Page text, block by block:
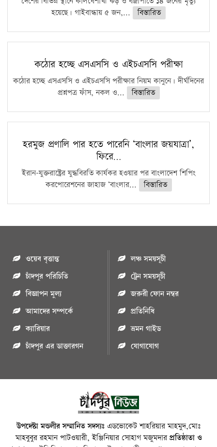
হয়েছে। গাইবান্ধায় ৫ জন,...
বিস্তারিত
কঠোর হচ্ছে এসএসসি ও এইচএসসি পরীক্ষা
কঠোর হচ্ছে এসএসসি ও এইচএসসি পরীক্ষার নিয়ম কানুনে। দীর্ঘদিনের
প্রশ্নপত্র ফাঁস, নকল ও...
বিস্তারিত
হরমুজ প্রণালি পার হতে পারেনি ‘বাংলার জয়যাত্রা’,
ফিরে…
ইরান-যুক্তরাষ্ট্রের যুদ্ধবিরতি কার্যকর হওয়ার পর বাংলাদেশ শিপিং
করপোরেশনের জাহাজ ‘বাংলার...
বিস্তারিত
ওয়েব বৃত্তান্ত
চাঁদপুর পরিচিতি
বিজ্ঞাপন মুল্য
আমাদের সম্পর্কে
ক্যারিয়ার
চাঁদপুর এর ডাক্তারগন
লঞ্চ সময়সূচী
ট্রেন সময়সূচী
জরুরী ফোন নম্বর
প্রতিনিধি
ভ্রমন গাইড
যোগাযোগ
উপদেষ্টা মন্ডলীর সম্মানিত সদস্যঃ এডভোকেট শাহরিয়ার মাহমুদ,মোঃ
মাহবুবুর রহমান পাটওয়ারী, ইঞ্জিনিয়ার সোহাগ মজুমদারপ্রতিষ্ঠাতা ও